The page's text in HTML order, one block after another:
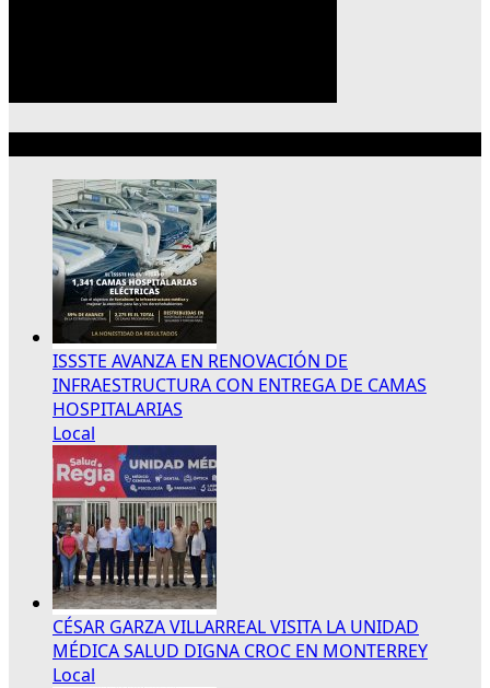
ISSSTE AVANZA EN RENOVACIÓN DE
INFRAESTRUCTURA CON ENTREGA DE CAMAS
HOSPITALARIAS
Local
CÉSAR GARZA VILLARREAL VISITA LA UNIDAD
MÉDICA SALUD DIGNA CROC EN MONTERREY
Local